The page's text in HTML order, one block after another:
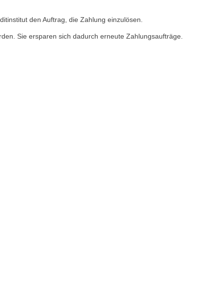
den Auftrag, die Zahlung einzulösen.
Sie ersparen sich dadurch erneute Zahlungsaufträge.